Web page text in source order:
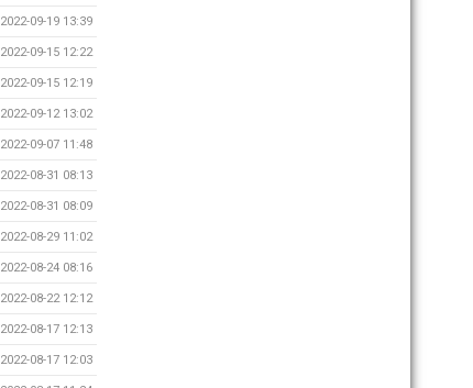
2022-09-19 13:39
2022-09-15 12:22
2022-09-15 12:19
2022-09-12 13:02
2022-09-07 11:48
2022-08-31 08:13
2022-08-31 08:09
2022-08-29 11:02
2022-08-24 08:16
2022-08-22 12:12
2022-08-17 12:13
2022-08-17 12:03